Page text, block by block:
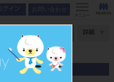
グイン お問い合わせ
メニュー
詳細
ラック
特長